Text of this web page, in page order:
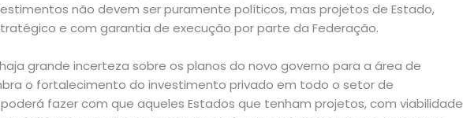
não devem ser puramente políticos, mas projetos de Estado,
e com garantia de execução por parte da Federação.
grande incerteza sobre os planos do novo governo para a área de
o fortalecimento do investimento privado em todo o setor de
fazer com que aqueles Estados que tenham projetos, com viabilidade